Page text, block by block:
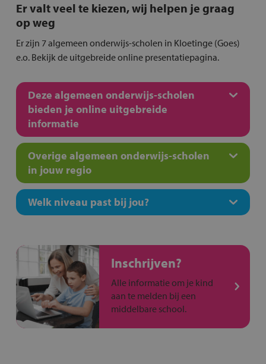
Er valt veel te kiezen, wij helpen je graag
op weg
Er zijn 7 algemeen onderwijs-scholen in Kloetinge (Goes)
e.o. Bekijk de uitgebreide online presentatiepagina.
Deze algemeen onderwijs-scholen
bieden je online uitgebreide
informatie
Overige algemeen onderwijs-scholen
in jouw regio
Welk niveau past bij jou?
Inschrijven?
Alle informatie om je kind
aan te melden bij een
middelbare school.